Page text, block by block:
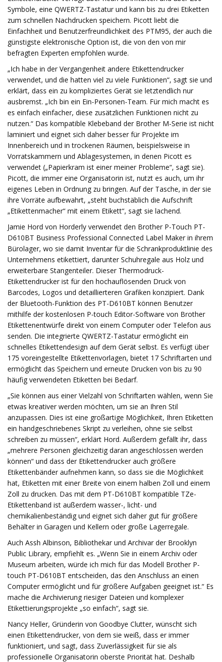
Symbole, eine QWERTZ-Tastatur und kann bis zu drei Etiketten
zum schnellen Nachdrucken speichern. Picott liebt die
Einfachheit und Benutzerfreundlichkeit des PTM95, der auch die
günstigste elektronische Option ist, die von den von mir
befragten Experten empfohlen wurde.
„Ich habe in der Vergangenheit andere Etikettendrucker
verwendet, und die hatten viel zu viele Funktionen“, sagt sie und
erklärt, dass ein zu kompliziertes Gerät sie letztendlich nur
ausbremst. „Ich bin ein Ein-Personen-Team. Für mich macht es
es einfach einfacher, diese zusätzlichen Funktionen nicht zu
nutzen.“ Das kompatible Klebeband der Brother M-Serie ist nicht
laminiert und eignet sich daher besser für Projekte im
Innenbereich und in trockenen Räumen, beispielsweise in
Vorratskammern und Ablagesystemen, in denen Picott es
verwendet („Papierkram ist einer meiner Probleme“, sagt sie).
Picott, die immer eine Organisatorin ist, nutzt es auch, um ihr
eigenes Leben in Ordnung zu bringen. Auf der Tasche, in der sie
ihre Vorräte aufbewahrt, „steht buchstäblich die Aufschrift
„Etikettenmacher“ mit einem Etikett“, sagt sie lachend.
Jamie Hord von Horderly verwendet den Brother P-Touch PT-
D610BT Business Professional Connected Label Maker in ihrem
Bürolager, wo sie damit Inventar für die Schrankproduktlinie des
Unternehmens etikettiert, darunter Schuhregale aus Holz und
erweiterbare Stangenteiler. Dieser Thermodruck-
Etikettendrucker ist für den hochauflösenden Druck von
Barcodes, Logos und detaillierteren Grafiken konzipiert. Dank
der Bluetooth-Funktion des PT-D610BT können Benutzer
mithilfe der kostenlosen P-touch Editor-Software von Brother
Etikettenentwürfe direkt von einem Computer oder Telefon aus
senden. Die integrierte QWERTZ-Tastatur ermöglicht ein
schnelles Etikettendesign auf dem Gerät selbst. Es verfügt über
175 voreingestellte Etikettenvorlagen, bietet 17 Schriftarten und
ermöglicht das Speichern und erneute Drucken von bis zu 90
häufig verwendeten Etiketten bei Bedarf.
„Sie können aus einer Vielzahl von Schriftarten wählen, wenn Sie
etwas kreativer werden möchten, um sie an Ihren Stil
anzupassen. Dies ist eine großartige Möglichkeit, Ihren Etiketten
ein handgeschriebenes Skript zu verleihen, ohne sie selbst
schreiben zu müssen“, erklärt Hord. Außerdem gefällt ihr, dass
„mehrere Personen gleichzeitig daran angeschlossen werden
können“ und dass der Etikettendrucker auch größere
Etikettenbänder aufnehmen kann, so dass sie die Möglichkeit
hat, Etiketten mit einer Breite von einem halben Zoll und einem
Zoll zu drucken. Das mit dem PT-D610BT kompatible TZe-
Etikettenband ist außerdem wasser-, licht- und
chemikalienbeständig und eignet sich daher gut für größere
Behälter in Garagen und Kellern oder große Lagerregale.
Auch Assh Albinson, Bibliothekar und Archivar der Brooklyn
Public Library, empfiehlt es. „Wenn Sie in einem Archiv oder
Museum arbeiten, würde ich mich für das Modell Brother P-
touch PT-D610BT entscheiden, das den Anschluss an einen
Computer ermöglicht und für größere Aufgaben geeignet ist.“ Es
mache die Archivierung riesiger Dateien und komplexer
Etikettierungsprojekte „so einfach“, sagt sie.
Nancy Heller, Gründerin von Goodbye Clutter, wünscht sich
einen Etikettendrucker, von dem sie weiß, dass er immer
funktioniert, und sagt, dass Zuverlässigkeit für sie als
professionelle Organisatorin oberste Priorität hat. Deshalb